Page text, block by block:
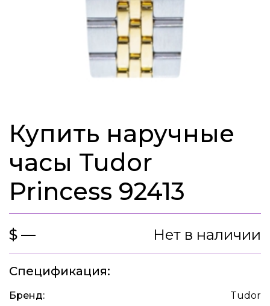
Купить наручные
часы Tudor
Princess 92413
$ — Нет в наличии
Спецификация:
Бренд:
Tudor